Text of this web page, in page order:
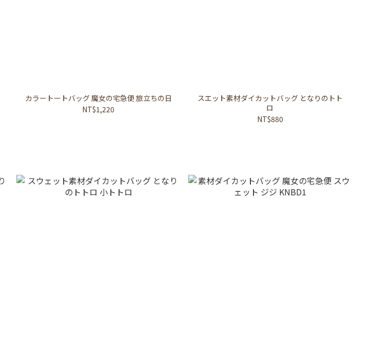
カラートートバッグ 魔女の宅急便 旅立ちの日
NT$1,220
スエット素材ダイカットバッグ となりのトト
ロ
NT$880